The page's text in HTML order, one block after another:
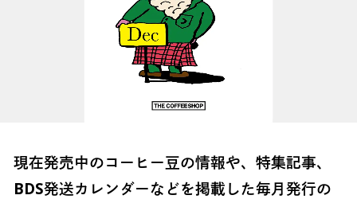
現在発売中のコーヒー豆の情報や、特集記事、
BDS発送カレンダーなどを掲載した毎月発行の